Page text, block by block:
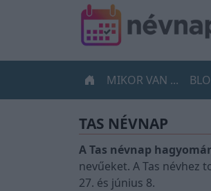
MIKOR VAN ...
TAS NÉVNAP
A Tas névnap
nevűeket. A Tas névhez
27. és június 8.